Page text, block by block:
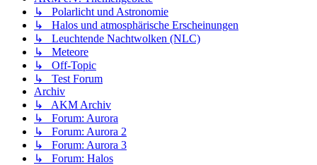
↳ Polarlicht und Astronomie
↳ Halos und atmosphärische Erscheinungen
↳ Leuchtende Nachtwolken (NLC)
↳ Meteore
↳ Off-Topic
↳ Test Forum
Archiv
↳ AKM Archiv
↳ Forum: Aurora
↳ Forum: Aurora 2
↳ Forum: Aurora 3
↳ Forum: Halos